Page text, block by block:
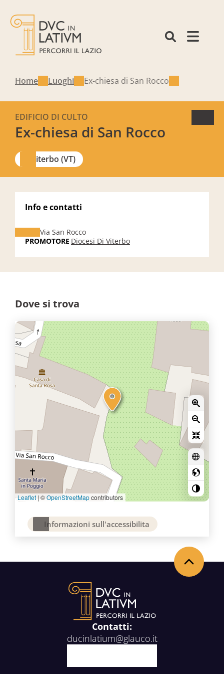
Home Luoghi Ex-chiesa di San Rocco
Ex-chiesa di San Rocco
EDIFICIO DI CULTO
Viterbo (VT)
Info e contatti
Via San Rocco
PROMOTORE Diocesi Di Viterbo
Dove si trova
Leaflet | ©OpenStreetMapcontributors
Informazioni sull'accessibilita
Contatti:
ducinlatium@glauco.it
Torna in alto